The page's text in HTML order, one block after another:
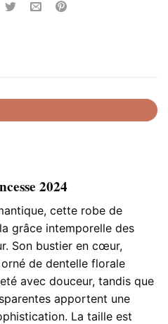
2024
cette robe de
grâce intemporelle des
Son bustier en cœur,
de dentelle florale
avec douceur, tandis que
apportent une
La taille est